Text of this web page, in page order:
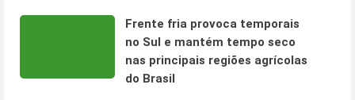
Frente fria provoca temporais
no Sul e mantém tempo seco
nas principais regiões agrícolas
do Brasil